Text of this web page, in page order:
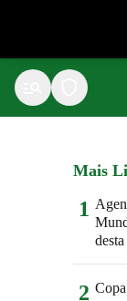
Mais
1
2